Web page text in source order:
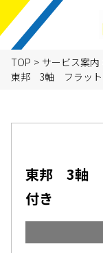
TOP > サービス案内
東邦 3軸 フラット
東邦 3軸
付き